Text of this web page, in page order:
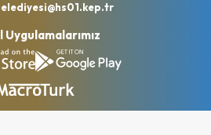
Uygulamalarımız